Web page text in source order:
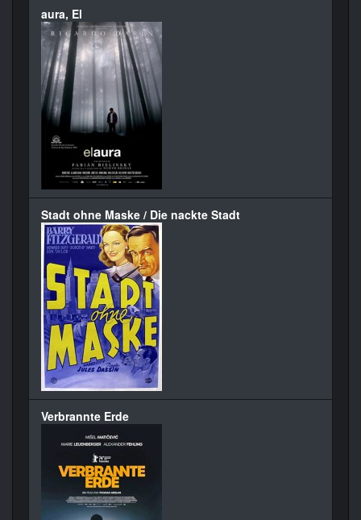
aura, El
Stadt ohne Maske / Die nackte Stadt
Verbrannte Erde